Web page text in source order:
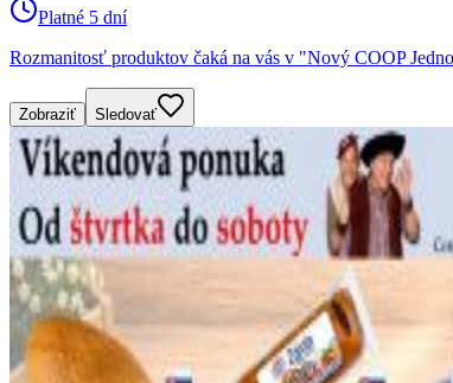
Platné 5 dní
Rozmanitosť produktov čaká na vás v "Nový COOP
Zobraziť Sledovať